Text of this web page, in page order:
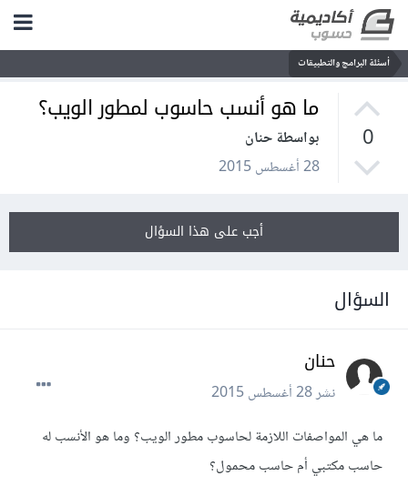
أسئلة البرامج والتطبيقات
0
ما هو أنسب حاسوب لمطور الويب؟
بواسطة حنان
28 أغسطس 2015
أجب على هذا السؤال
السؤال
حنان
نشر28 أغسطس 2015
ما هي المواصفات اللازمة لحاسوب مطور الويب؟ وما هو الأنسب له
حاسب مكتبي أم حاسب محمول؟